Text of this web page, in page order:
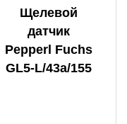
Щелевой
датчик
Pepperl Fuchs
GL5-L/43a/155